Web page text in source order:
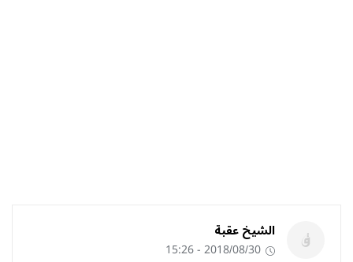
الشيخ عقبة
2018/08/30 - 15:26